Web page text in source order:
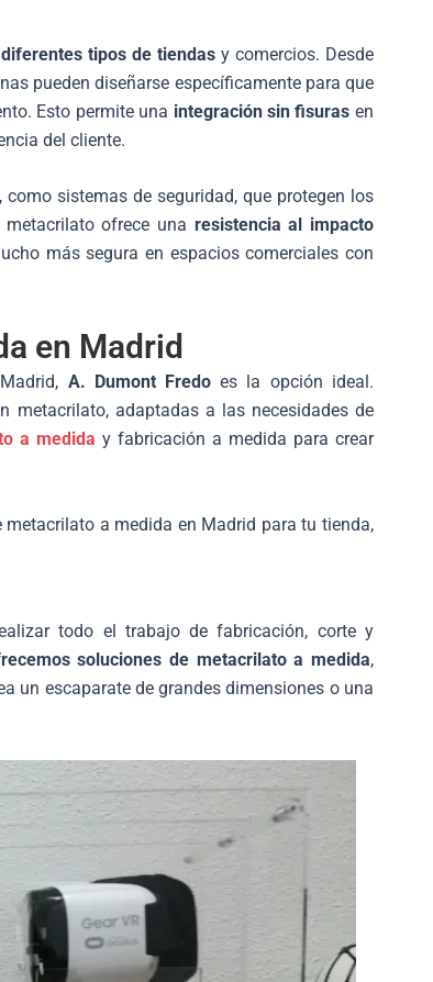
diferentes tipos de tiendasy comercios. Desde
pueden diseñarse específicamente para que
Esto permite una integración sin fisuras en
del cliente.
sistemas de seguridad, que protegen los
ofrece una resistencia al impacto
más segura en espacios comerciales con
en Madrid
A. Dumont Fredoes la opción ideal.
metacrilato, adaptadas a las necesidades de
a medida y fabricación a medida para crear
a medida en Madrid para tu tienda,
todo el trabajo de fabricación, corte y
soluciones de metacrilato a medida,
un escaparate de grandes dimensiones o una